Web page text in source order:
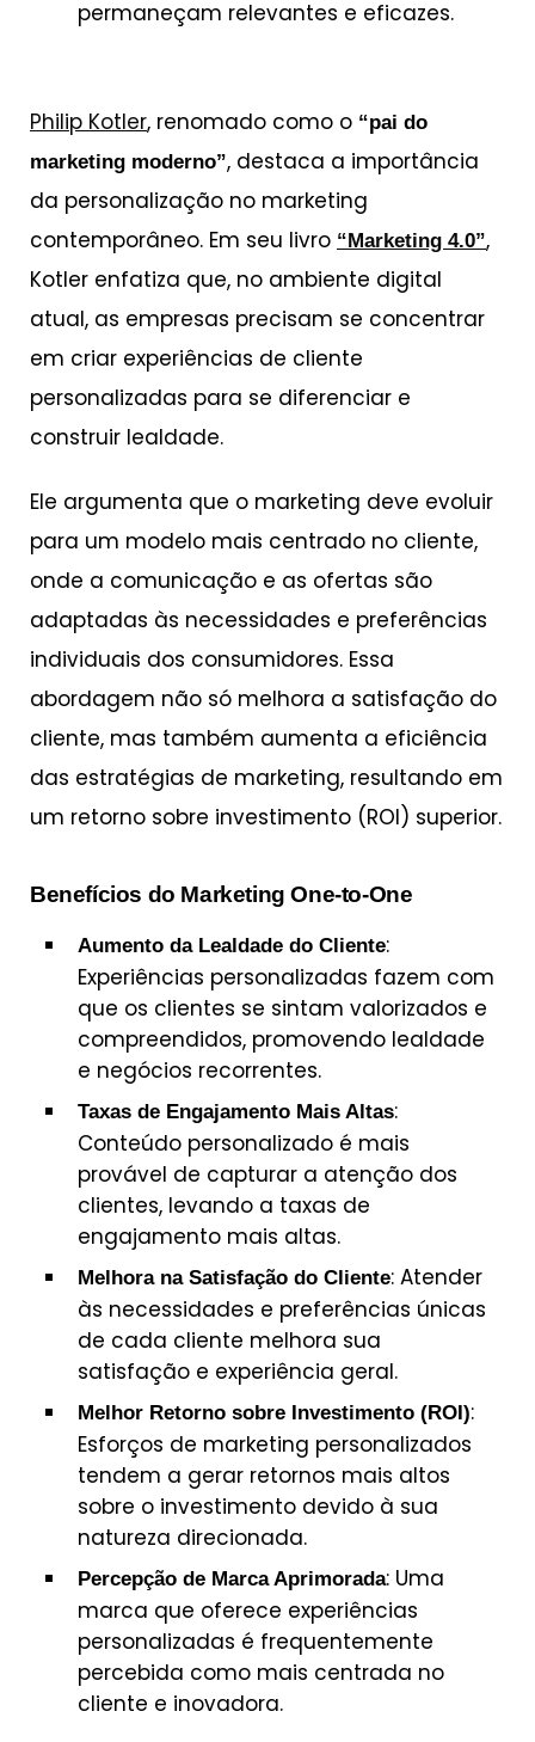
permaneçam relevantes e eficazes.
Philip Kotler, renomado como o “pai do
marketing moderno”, destaca a importância
da personalização no marketing
contemporâneo. Em seu livro “Marketing 4.0”,
Kotler enfatiza que, no ambiente digital
atual, as empresas precisam se concentrar
em criar experiências de cliente
personalizadas para se diferenciar e
construir lealdade.
Ele argumenta que o marketing deve evoluir
para um modelo mais centrado no cliente,
onde a comunicação e as ofertas são
adaptadas às necessidades e preferências
individuais dos consumidores. Essa
abordagem não só melhora a satisfação do
cliente, mas também aumenta a eficiência
das estratégias de marketing, resultando em
um retorno sobre investimento (ROI) superior.
Benefícios do Marketing One-to-One
Aumento da Lealdade do Cliente:
Experiências personalizadas fazem com
que os clientes se sintam valorizados e
compreendidos, promovendo lealdade
e negócios recorrentes.
Taxas de Engajamento Mais Altas:
Conteúdo personalizado é mais
provável de capturar a atenção dos
clientes, levando a taxas de
engajamento mais altas.
Melhora na Satisfação do Cliente: Atender
às necessidades e preferências únicas
de cada cliente melhora sua
satisfação e experiência geral.
Melhor Retorno sobre Investimento (ROI):
Esforços de marketing personalizados
tendem a gerar retornos mais altos
sobre o investimento devido à sua
natureza direcionada.
Percepção de Marca Aprimorada: Uma
marca que oferece experiências
personalizadas é frequentemente
percebida como mais centrada no
cliente e inovadora.